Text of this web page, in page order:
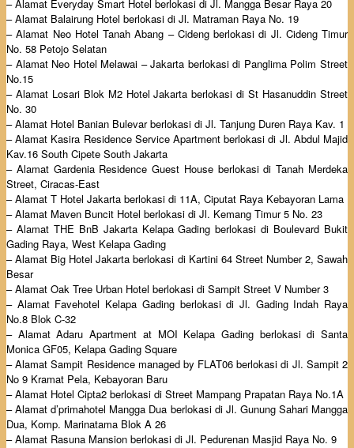
– Alamat Everyday Smart Hotel berlokasi di Jl. Mangga Besar Raya 20
– Alamat Balairung Hotel berlokasi di Jl. Matraman Raya No. 19
– Alamat Neo Hotel Tanah Abang – Cideng berlokasi di Jl. Cideng Timur
No. 58 Petojo Selatan
– Alamat Neo Hotel Melawai – Jakarta berlokasi di Panglima Polim Street
No.15
– Alamat Losari Blok M2 Hotel Jakarta berlokasi di St Hasanuddin Street
No. 30
– Alamat Hotel Banian Bulevar berlokasi di Jl. Tanjung Duren Raya Kav. 1
– Alamat Kasira Residence Service Apartment berlokasi di Jl. Abdul Majid
Kav.16 South Cipete South Jakarta
– Alamat Gardenia Residence Guest House berlokasi di Tanah Merdeka
Street, Ciracas-East
– Alamat T Hotel Jakarta berlokasi di 11A, Ciputat Raya Kebayoran Lama
– Alamat Maven Buncit Hotel berlokasi di Jl. Kemang Timur 5 No. 23
– Alamat THE BnB Jakarta Kelapa Gading berlokasi di Boulevard Bukit
Gading Raya, West Kelapa Gading
– Alamat Big Hotel Jakarta berlokasi di Kartini 64 Street Number 2, Sawah
Besar
– Alamat Oak Tree Urban Hotel berlokasi di Sampit Street V Number 3
– Alamat Favehotel Kelapa Gading berlokasi di Jl. Gading Indah Raya
No.8 Blok C-32
– Alamat Adaru Apartment at MOI Kelapa Gading berlokasi di Santa
Monica GF05, Kelapa Gading Square
– Alamat Sampit Residence managed by FLAT06 berlokasi di Jl. Sampit 2
No 9 Kramat Pela, Kebayoran Baru
– Alamat Hotel Cipta2 berlokasi di Street Mampang Prapatan Raya No.1A
– Alamat d’primahotel Mangga Dua berlokasi di Jl. Gunung Sahari Mangga
Dua, Komp. Marinatama Blok A 26
– Alamat Rasuna Mansion berlokasi di Jl. Pedurenan Masjid Raya No. 9